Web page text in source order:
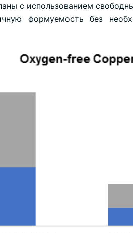
с использованием
формуемость без